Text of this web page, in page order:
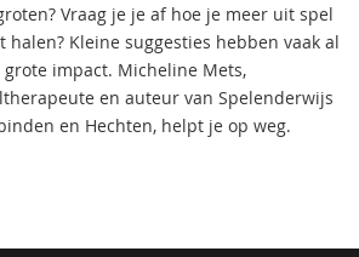
Vraag je je af hoe je meer uit spel
halen? Kleine suggesties hebben vaak al
grote impact. Micheline Mets,
en auteur van Spelenderwijs
en Hechten, helpt je op weg.